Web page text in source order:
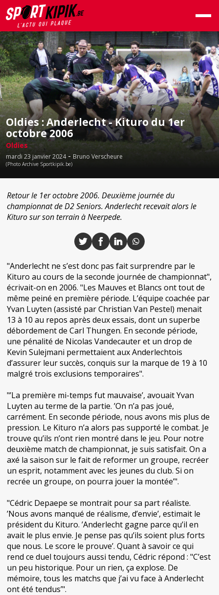
Oldies : Anderlecht - Kituro du 1er
octobre 2006
Oldies
mardi 23 janvier 2024- Bruno Verscheure
(Photo Archive Sportkipik.be)
Retour le 1er octobre 2006. Deuxième journée du
championnat de D2 Seniors. Anderlecht recevait alors le
Kituro sur son terrain à Neerpede.
"Anderlecht ne s’est donc pas fait surprendre par le
Kituro au cours de la seconde journée de championnat",
écrivait-on en 2006. "Les Mauves et Blancs ont tout de
même peiné en première période. L’équipe coachée par
Yvan Luyten (assisté par Christian Van Pestel) menait
13 à 10 au repos après deux essais, dont un superbe
débordement de Carl Thungen. En seconde période,
une pénalité de Nicolas Vandecauter et un drop de
Kevin Sulejmani permettaient aux Anderlechtois
d’assurer leur succès, conquis sur la marque de 19 à 10
malgré trois exclusions temporaires".
"’La première mi-temps fut mauvaise’, avouait Yvan
Luyten au terme de la partie. ’On n’a pas joué,
carrément. En seconde période, nous avons mis plus de
pression. Le Kituro n’a alors pas supporté le combat. Je
trouve qu’ils n’ont rien montré dans le jeu. Pour notre
deuxième match de championnat, je suis satisfait. On a
axé la saison sur le fait de reformer un groupe, recréer
un esprit, notamment avec les jeunes du club. Si on
recrée un groupe, on pourra jouer la montée’".
"Cédric Depaepe se montrait pour sa part réaliste.
’Nous avons manqué de réalisme, d’envie’, estimait le
président du Kituro. ’Anderlecht gagne parce qu’il en
avait le plus envie. Je pense pas qu’ils soient plus forts
que nous. Le score le prouve’. Quant à savoir ce qui
rend ce duel toujours aussi tendu, Cédric répond : "C’est
un peu historique. Pour un rien, ça explose. De
mémoire, tous les matchs que j’ai vu face à Anderlecht
ont été tendus’".